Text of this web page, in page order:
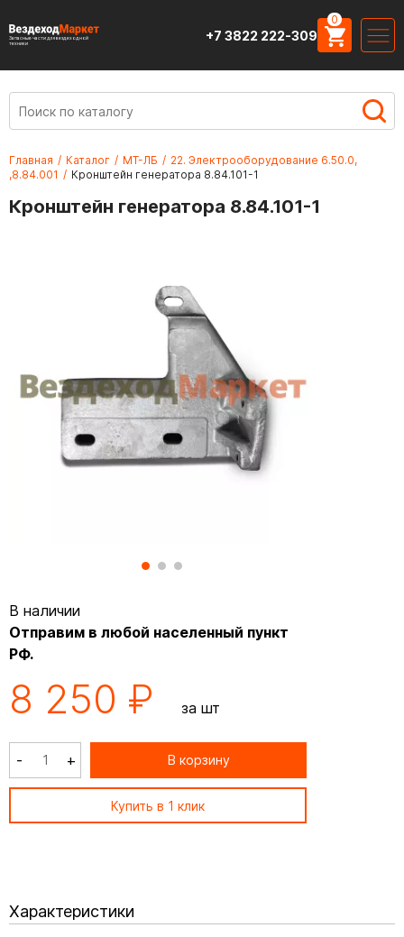
Запасные части для вездеходной
техники
+7 3822 222-309
0
Главная / Каталог / МТ-ЛБ / 22. Электрооборудование 6.50.0,
,8.84.001 / Кронштейн генератора 8.84.101-1
Кронштейн генератора 8.84.101-1
В наличии
Отправим в любой населенный пункт
РФ.
8 250 ₽ за шт
- + В корзину
Купить в 1 клик
Характеристики